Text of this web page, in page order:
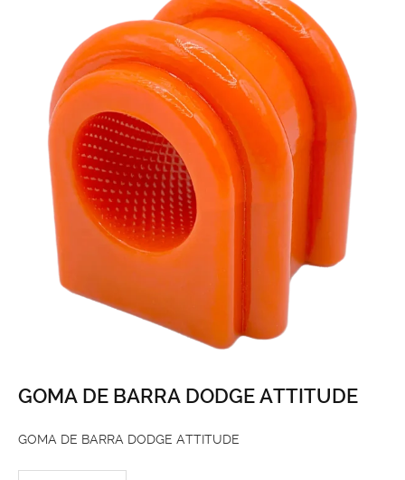
GOMA DE BARRA DODGE ATTITUDE
GOMA DE BARRA DODGE ATTITUDE